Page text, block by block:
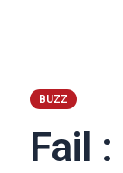
BUZZ
Fail